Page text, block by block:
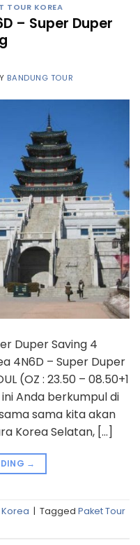
TOUR KOREA
– Super Duper
BANDUNG TOUR
Duper Saving 4
4N6D – Super Duper
(OZ : 23.50 – 08.50+1
ini Anda berkumpul di
sama kita akan
Korea Selatan, […]
→
Korea | Tagged Paket Tour